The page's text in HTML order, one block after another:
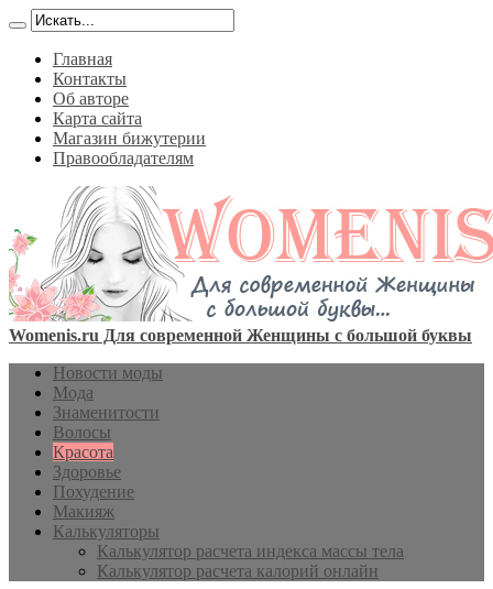
Главная
Контакты
Об авторе
Карта сайта
Магазин бижутерии
Правообладателям
Womenis.ru Для современной Женщины с большой буквы
Новости моды
Мода
Знаменитости
Волосы
Красота
Здоровье
Похудение
Макияж
Калькуляторы
Калькулятор расчета индекса массы тела
Калькулятор расчета калорий онлайн